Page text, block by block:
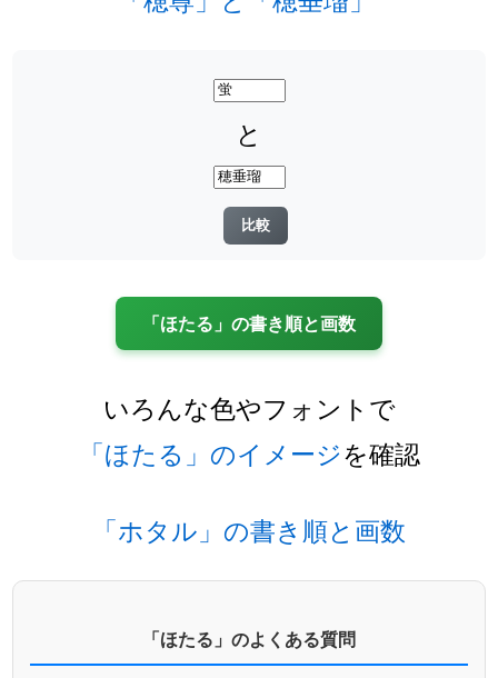
と
「ほたる」の書き順と画数
いろんな色やフォントで
「ほたる」のイメージを確認
「ホタル」の書き順と画数
「ほたる」のよくある質問